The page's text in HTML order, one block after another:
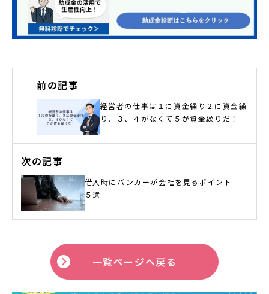
前の記事
経営者の仕事は１に資金繰り２に資金繰
り、３、４がなくて５が資金繰りだ！
次の記事
借入時にバンカーが会社を見るポイント
５選
一覧ページへ戻る